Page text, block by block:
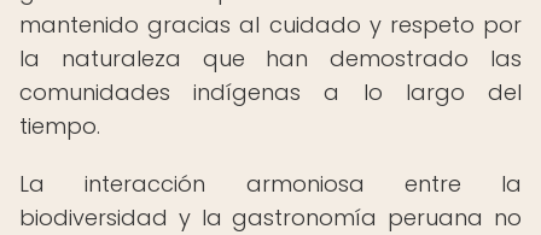
mantenido gracias al cuidado y respeto por
la naturaleza que han demostrado las
comunidades indígenas a lo largo del
tiempo.
La interacción armoniosa entre la
biodiversidad y la gastronomía peruana no